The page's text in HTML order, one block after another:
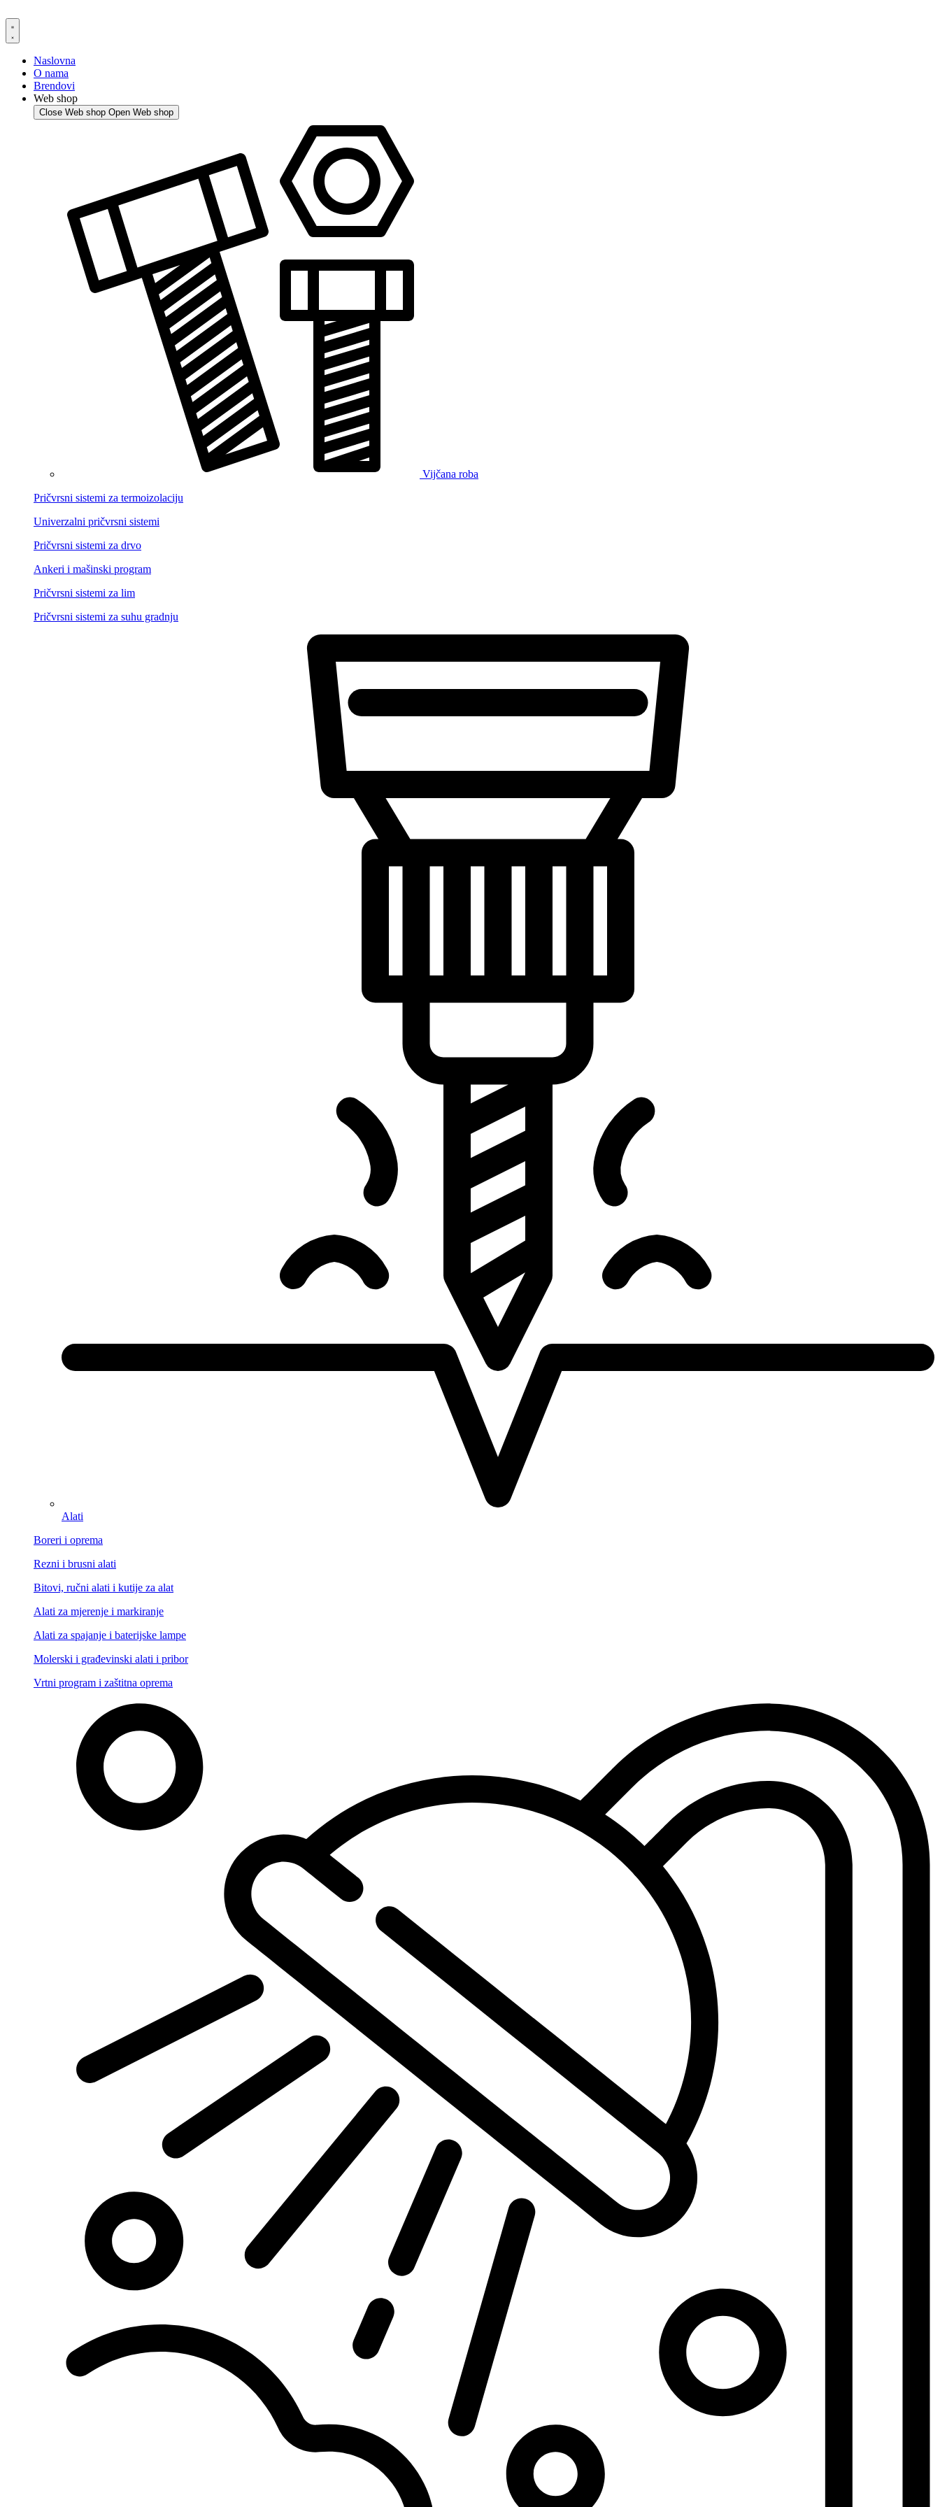
to
content
Naslovna
O nama
Brendovi
Web shop
Close Web shop Open Web shop
Vijčana roba
Pričvrsni sistemi za termoizolaciju
Univerzalni pričvrsni sistemi
Pričvrsni sistemi za drvo
Ankeri i mašinski program
Pričvrsni sistemi za lim
Pričvrsni sistemi za suhu gradnju
Alati
Boreri i oprema
Rezni i brusni alati
Bitovi, ručni alati i kutije za alat
Alati za mjerenje i markiranje
Alati za spajanje i baterijske lampe
Molerski i građevinski alati i pribor
Vrtni program i zaštitna oprema